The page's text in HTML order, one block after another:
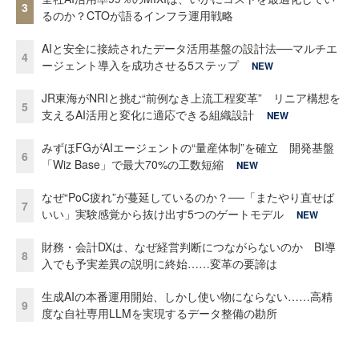
3
るのか？CTOが語るインフラ運用戦略
4
AIと安全に接続されたデータ活用基盤の設計法──マルチエ
ージェント導入を成功させる5ステップ
NEW
5
JR東海がNRIと挑む“前例なき上流工程変革” リニア構想を
支えるAI活用と変化に適応できる組織設計
NEW
6
みずほFGがAIエージェントの“量産体制”を確立 開発基盤
「Wiz Base」で最大70%の工数短縮
NEW
7
なぜ“PoC疲れ”が蔓延しているのか？──「またやり直せば
いい」実験感覚から抜け出す5つのゲートモデル
NEW
8
財務・会計DXは、なぜ経営判断につながらないのか BI導
入でも予実差異の説明に終始……変革の要諦は
9
生成AIの本番運用開始、しかし使い物にならない……高精
度な自社専用LLMを実現するデータ整備の勘所